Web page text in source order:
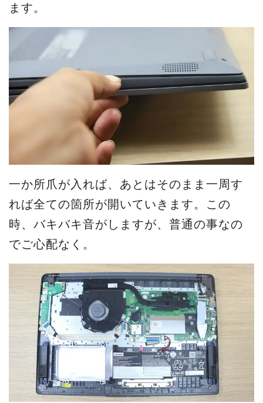
ます。
一か所爪が入れば、あとはそのまま一周す
れば全ての箇所が開いていきます。この
時、バキバキ音がしますが、普通の事なの
でご心配なく。